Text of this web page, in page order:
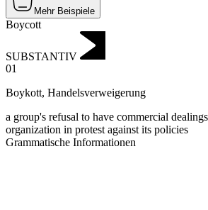
Mehr Beispiele
Boycott
SUBSTANTIV
01
Boykott, Handelsverweigerung
a group's refusal to have commercial
organization in protest against its policies
Grammatische Informationen